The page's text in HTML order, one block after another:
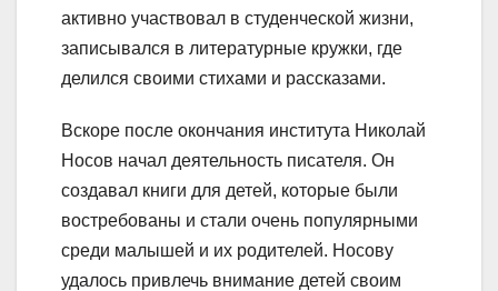
активно участвовал в студенческой жизни,
записывался в литературные кружки, где
делился своими стихами и рассказами.
Вскоре после окончания института Николай
Носов начал деятельность писателя. Он
создавал книги для детей, которые были
востребованы и стали очень популярными
среди малышей и их родителей. Носову
удалось привлечь внимание детей своим